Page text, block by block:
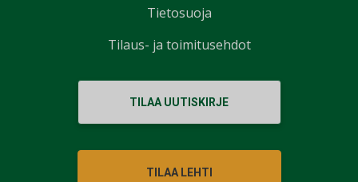
TILAA UUTISKIRJE
TILAA LEHTI
Tietosuoja
Tilaus- ja toimitusehdot